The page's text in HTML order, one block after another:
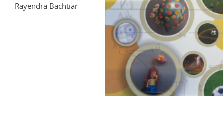
Rayendra Bachtiar